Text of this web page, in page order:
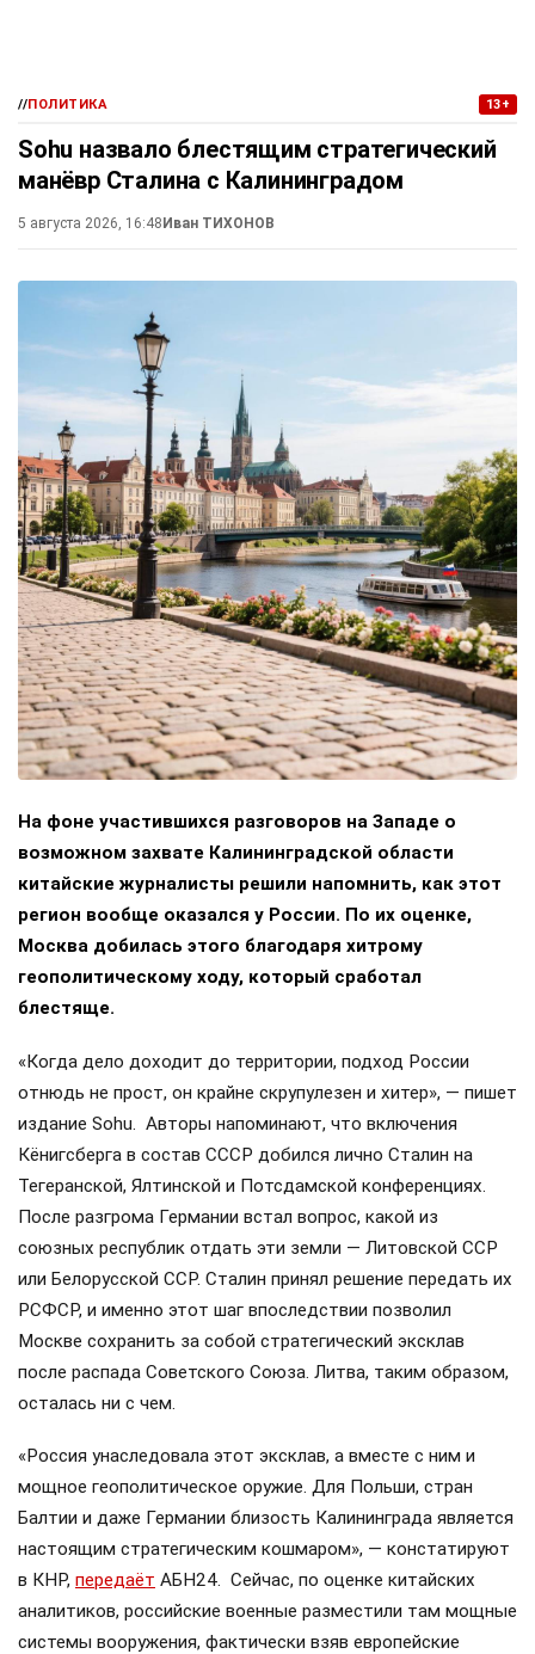
//ПОЛИТИКА 13+
Sohu назвало блестящим стратегический
манёвр Сталина с Калининградом
5 августа 2026, 16:48 Иван ТИХОНОВ
На фоне участившихся разговоров на Западе о
возможном захвате Калининградской области
китайские журналисты решили напомнить, как этот
регион вообще оказался у России. По их оценке,
Москва добилась этого благодаря хитрому
геополитическому ходу, который сработал
блестяще.
«Когда дело доходит до территории, подход России
отнюдь не прост, он крайне скрупулезен и хитер», — пишет
издание Sohu. Авторы напоминают, что включения
Кёнигсберга в состав СССР добился лично Сталин на
Тегеранской, Ялтинской и Потсдамской конференциях.
После разгрома Германии встал вопрос, какой из
союзных республик отдать эти земли — Литовской ССР
или Белорусской ССР. Сталин принял решение передать их
РСФСР, и именно этот шаг впоследствии позволил
Москве сохранить за собой стратегический эксклав
после распада Советского Союза. Литва, таким образом,
осталась ни с чем.
«Россия унаследовала этот эксклав, а вместе с ним и
мощное геополитическое оружие. Для Польши, стран
Балтии и даже Германии близость Калининграда является
настоящим стратегическим кошмаром», — констатируют
в КНР, передаёт АБН24. Сейчас, по оценке китайских
аналитиков, российские военные разместили там мощные
системы вооружения, фактически взяв европейские